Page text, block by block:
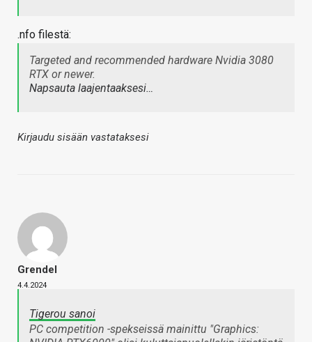
.nfo filestä:
Targeted and recommended hardware Nvidia 3080
RTX or newer.
Napsauta laajentaaksesi…
Kirjaudu sisään vastataksesi
Grendel
4.4.2024
Tigerou sanoi
PC competition -spekseissä mainittu "Graphics: